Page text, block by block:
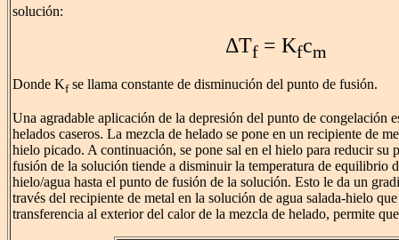
solución:
ΔTf = Kfcm
Donde Kfse llama constante de disminución del punto de fusión.
Una agradable aplicación de la depresión del punto de congelación
helados caseros. La mezcla de helado se pone en un recipiente de
hielo picado. A continuación, se pone sal en el hielo para reducir su
fusión de la solución tiende a disminuir la temperatura de equilibrio
hielo/agua hasta el punto de fusión de la solución. Esto le da un
través del recipiente de metal en la solución de agua salada-hielo
transferencia al exterior del calor de la mezcla de helado, permite